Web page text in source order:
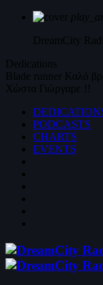
DreamCity
Dedications
Blade runner Καλό
Χώστα Γιώργαρε !!
PODCASTS
CHARTS
EVENTS